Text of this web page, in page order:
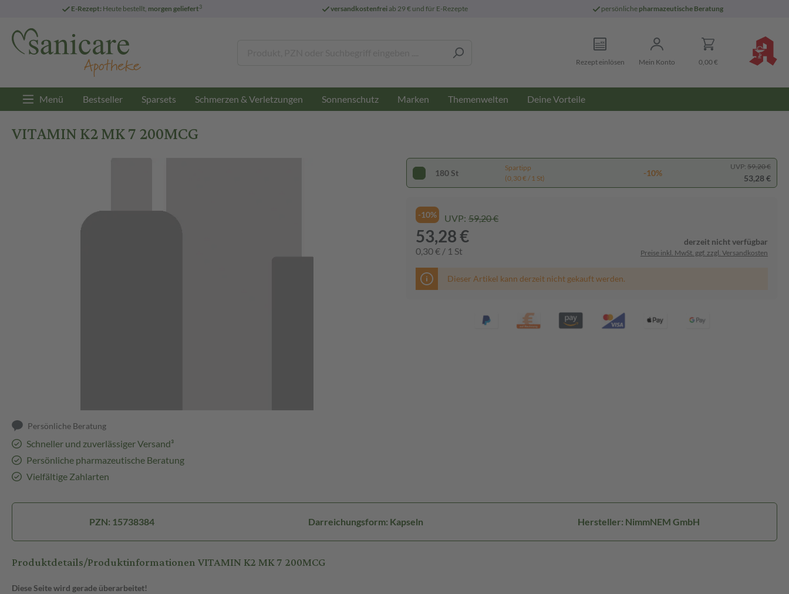
E-Rezept: Heute bestellt, morgen geliefert3 versandkostenfreiab 29 € und für E-Rezepte persönliche pharmazeutische Beratung
Rezept einlösen Mein Konto 0,00 €
Menü Bestseller Sparsets Schmerzen & Verletzungen Sonnenschutz Marken Themenwelten Deine Vorteile
VITAMIN K2 MK 7 200MCG
Persönliche Beratung
Schneller und zuverlässiger Versand³
Persönliche pharmazeutische Beratung
Vielfältige Zahlarten
180 St
Spartipp
(0,30 € / 1 St)
-10%
UVP: 59,20 €
53,28 €
-10% UVP: 59,20 €
53,28 €
0,30 € / 1 St
derzeit nicht verfügbar
Preise inkl. MwSt. ggf. zzgl. Versandkosten
Dieser Artikel kann derzeit nicht gekauft werden.
PZN: 15738384 Darreichungsform: Kapseln Hersteller: NimmNEM GmbH
Produktdetails/Produktinformationen VITAMIN K2 MK 7 200MCG
Diese Seite wird gerade überarbeitet!